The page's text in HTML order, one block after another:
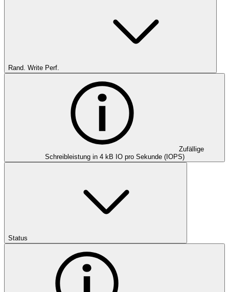
Rand. Write Perf.
Zufällige
Schreibleistung in 4 kB IO pro Sekunde (IOPS)
Status